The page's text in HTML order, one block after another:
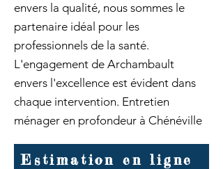
envers la qualité, nous sommes le
partenaire idéal pour les
professionnels de la santé.
L'engagement de Archambault
envers l'excellence est évident dans
chaque intervention. Entretien
ménager en profondeur à Chénéville
Estimation en ligne